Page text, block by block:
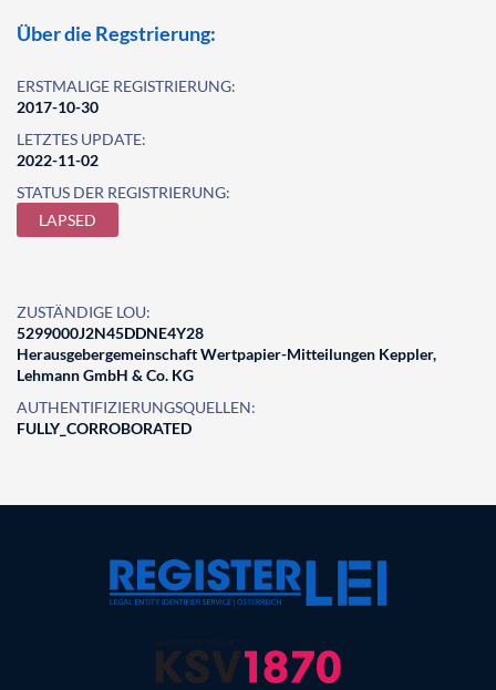
Über die Regstrierung:
ERSTMALIGE REGISTRIERUNG:
2017-10-30
LETZTES UPDATE:
2022-11-02
STATUS DER REGISTRIERUNG:
LAPSED
ZUSTÄNDIGE LOU:
5299000J2N45DDNE4Y28
Herausgebergemeinschaft Wertpapier-Mitteilungen Keppler,
Lehmann GmbH & Co. KG
AUTHENTIFIZIERUNGSQUELLEN:
FULLY_CORROBORATED